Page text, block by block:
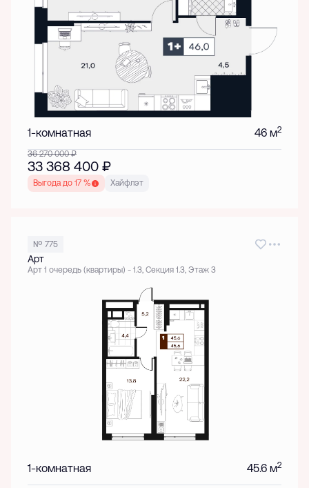
1-комнатная 46 м2
36 270 000₽
33 368 400 ₽
Выгода до 17 % Хайфлэт
№ 775
Арт
Арт 1 очередь (квартиры) - 1.3, Секция 1.3, Этаж 3
1-комнатная 45.6 м2